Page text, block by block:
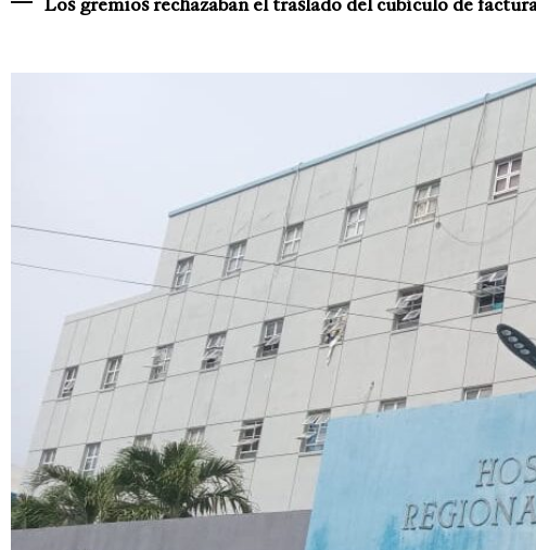
Los gremios rechazaban el traslado del cubículo de